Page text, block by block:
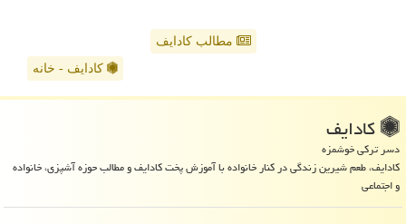
مطالب کادایف
کادایف - خانه
كادایف
دسر ترکی خوشمزه
کادایف، طعم شیرین زندگی در کنار خانواده با آموزش پخت کادایف و مطالب حوزه آشپزی، خانواده
و اجتماعی